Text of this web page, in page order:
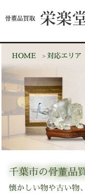
HOME 対応エリア
千葉市の骨董品
懐かしい物や古い物